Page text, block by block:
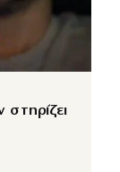
στηρίζει